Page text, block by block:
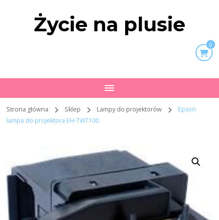
Życie na plusie
0
Strona główna Sklep Lampy do projektorów
Epson
lampa do projektora EH-TW7100